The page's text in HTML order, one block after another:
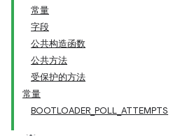
常量
字段
公共构造函数
公共方法
受保护的方法
常量
BOOTLOADER_POLL_ATTEMPTS